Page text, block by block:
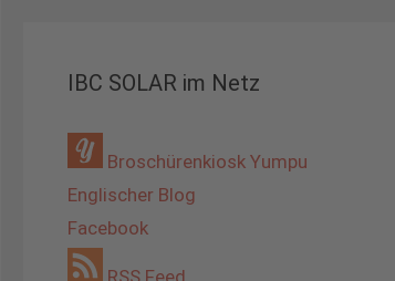
IBC SOLAR im Netz
Broschürenkiosk Yumpu
Englischer Blog
Facebook
RSS Feed